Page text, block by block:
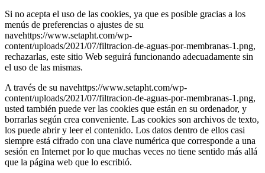
Si no acepta el uso de las cookies, ya que es posible gracias a los
menús de preferencias o ajustes de su
navehttps://www.setapht.com/wp-
content/uploads/2021/07/filtracion-de-aguas-por-membranas-1.png,
rechazarlas, este sitio Web seguirá funcionando adecuadamente sin
el uso de las mismas.
A través de su navehttps://www.setapht.com/wp-
content/uploads/2021/07/filtracion-de-aguas-por-membranas-1.png,
usted también puede ver las cookies que están en su ordenador, y
borrarlas según crea conveniente. Las cookies son archivos de texto,
los puede abrir y leer el contenido. Los datos dentro de ellos casi
siempre está cifrado con una clave numérica que corresponde a una
sesión en Internet por lo que muchas veces no tiene sentido más allá
que la página web que lo escribió.